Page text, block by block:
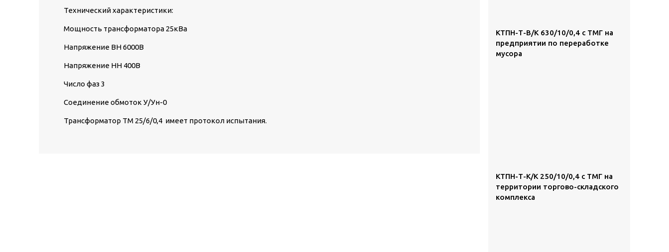
Технический характеристики:
Мощность трансформатора 25кВа
Напряжение ВН 6000В
Напряжение НН 400В
Число фаз 3
Соединение обмоток У/Ун-0
Трансформатор ТМ 25/6/0,4 имеет протокол испытания.
КТПН-Т-В/К 630/10/0,4 с ТМГ на
предприятии по переработке
мусора
КТПН-Т-К/К 250/10/0,4 с ТМГ на
территории торгово-складского
комплекса